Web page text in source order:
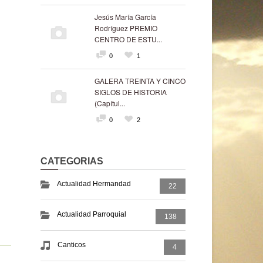
Jesús María García
Rodríguez PREMIO
CENTRO DE ESTU...
0 1
GALERA TREINTA Y CINCO
SIGLOS DE HISTORIA
(Capítul...
0 2
CATEGORIAS
Actualidad Hermandad 22
Actualidad Parroquial 138
Canticos 4